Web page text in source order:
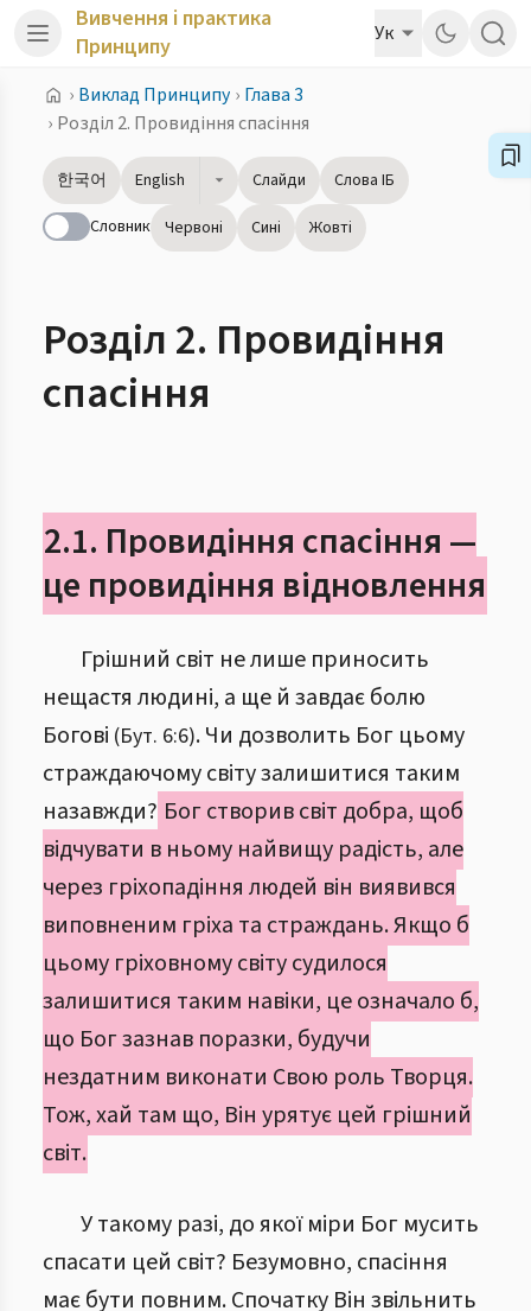
Вивчення і практика
Принципу
Ук
› Виклад Принципу › Глава 3
› Розділ 2. Провидіння спасіння
한국어 English Слайди
Слова ІБ
Словник Червоні Сині Жовті
Розділ 2. Провидіння
спасіння
2.1. Провидіння спасіння —
це провидіння відновлення
Грішний світ не лише приносить
нещастя людині, а ще й завдає болю
Богові (Бут. 6:6). Чи дозволить Бог цьому
страждаючому світу залишитися таким
назавжди? Бог створив світ добра, щоб
відчувати в ньому найвищу радість, але
через гріхопадіння людей він виявився
виповненим гріха та страждань. Якщо б
цьому гріховному світу судилося
залишитися таким навіки, це означало б,
що Бог зазнав поразки, будучи
нездатним виконати Свою роль Творця.
Тож, хай там що, Він урятує цей грішний
світ.
У такому разі, до якої міри Бог мусить
спасати цей світ? Безумовно, спасіння
має бути повним. Спочатку Він звільнить